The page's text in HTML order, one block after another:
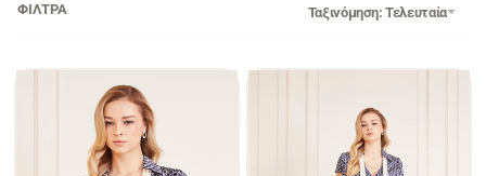
Ταξινόμηση: Τελευταία
ΦΙΛΤΡΑ